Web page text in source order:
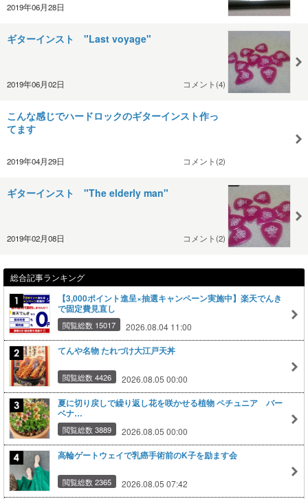
2019年06月28日
ギターインスト "Last voyage"
2019年06月02日 コメント(4)
こんな感じでハードロックのギターインスト作っ
てます
2019年04月29日 コメント(2)
ギターインスト "The elderly man"
2019年02月08日 コメント(2)
総合記事ランキング
【3,000ポイント進呈×抽選キャンペーン実施中】楽天でんき
で固定費見直し
閲覧総数 15017 2026.08.04 11:00
てんや名物 たれづけ大江戸天丼
閲覧総数 4426 2026.08.05 00:00
夏に切り戻しで繰り返し花を咲かせる植物 ペチュニア バー
ベナ…
閲覧総数 3889 2026.08.05 00:00
高輪ゲートウェイで乳癌手術前のK子を励ます会
閲覧総数 2365 2026.08.05 07:42